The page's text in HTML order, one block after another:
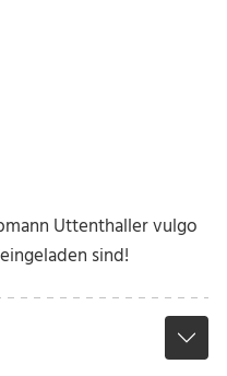
Uttenthaller vulgo
sind!